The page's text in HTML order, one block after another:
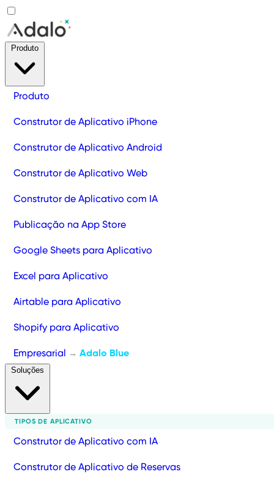
Produto
Construtor de Aplicativo iPhone
Construtor de Aplicativo Android
Construtor de Aplicativo Web
Construtor de Aplicativo com IA
Publicação na App Store
Google Sheets para Aplicativo
Excel para Aplicativo
Airtable para Aplicativo
Shopify para Aplicativo
Empresarial → Adalo Blue
TIPOS DE APLICATIVO
Construtor de Aplicativo com IA
Construtor de Aplicativo de Reservas